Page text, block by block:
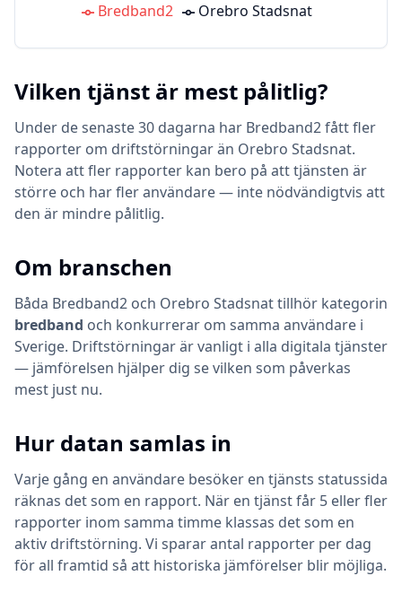
Bredband2 Orebro Stadsnat
Vilken tjänst är mest pålitlig?
Under de senaste 30 dagarna har Bredband2 fått fler
rapporter om driftstörningar än Orebro Stadsnat.
Notera att fler rapporter kan bero på att tjänsten är
större och har fler användare — inte nödvändigtvis att
den är mindre pålitlig.
Om branschen
Båda Bredband2 och Orebro Stadsnattillhör kategorin
bredband och konkurrerar om samma användare i
Sverige. Driftstörningar är vanligt i alla digitala tjänster
— jämförelsen hjälper dig se vilken som påverkas
mest just nu.
Hur datan samlas in
Varje gång en användare besöker en tjänsts statussida
räknas det som en rapport. När en tjänst får 5 eller fler
rapporter inom samma timme klassas det som en
aktiv driftstörning. Vi sparar antal rapporter per dag
för all framtid så att historiska jämförelser blir möjliga.